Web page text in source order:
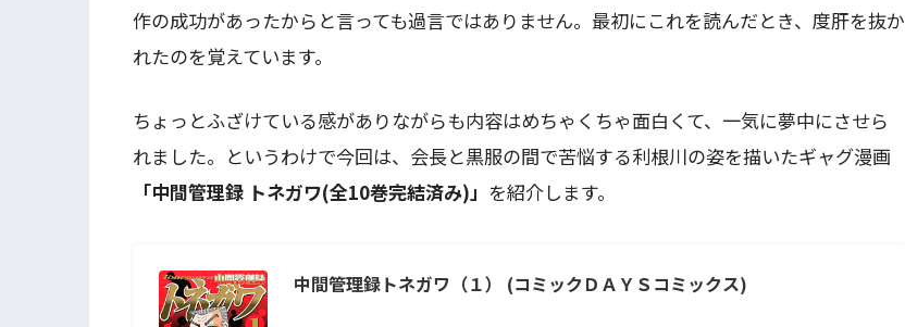
作の成功があったからと言っても過言ではありません。最初にこれを読んだとき、度肝を抜か
れたのを覚えています。
ちょっとふざけている感がありながらも内容はめちゃくちゃ面白くて、一気に夢中にさせら
れました。というわけで今回は、会長と黒服の間で苦悩する利根川の姿を描いたギャグ漫画
「中間管理録 トネガワ(全10巻完結済み)」 を紹介します。
中間管理録トネガワ（１） (コミックＤＡＹＳコミックス)